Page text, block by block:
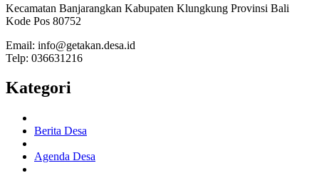
Kecamatan Banjarangkan Kabupaten Klungkung Provinsi Bali
Kode Pos 80752
Email: info@getakan.desa.id
Telp: 036631216
Kategori
Berita Desa
Agenda Desa